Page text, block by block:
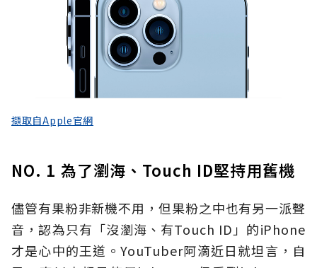
擷取自Apple官網
NO. 1 為了瀏海、Touch ID堅持用舊機
儘管有果粉非新機不用，但果粉之中也有另一派聲
音，認為只有「沒瀏海、有Touch ID」的iPhone
才是心中的王道。YouTuber阿滴近日就坦言，自